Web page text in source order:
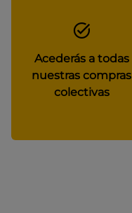
Acederás a todas
nuestras compras
colectivas